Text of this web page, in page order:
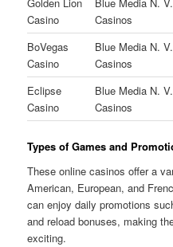
Casino
Casinos
BoVegas
Casino
Blue Media N. V.
Casinos
Eclipse
Casino
Blue Media N. V.
Casinos
Types of Games and
These online casinos offer a
American, European, and
can enjoy daily promotions
and reload bonuses, making
exciting.